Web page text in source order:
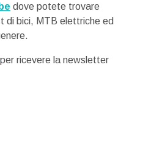
dove potete trovare
di bici, MTB elettriche ed
per ricevere la newsletter